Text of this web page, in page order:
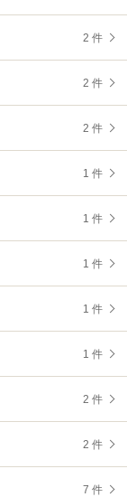
2 件
2 件
2 件
1 件
1 件
1 件
1 件
1 件
2 件
2 件
7 件